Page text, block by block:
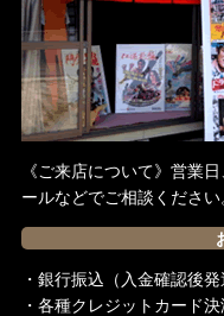
《ご来店について》営業
ールなどでご相談ください
・銀行振込（入金確認後発
・各種クレジットカード